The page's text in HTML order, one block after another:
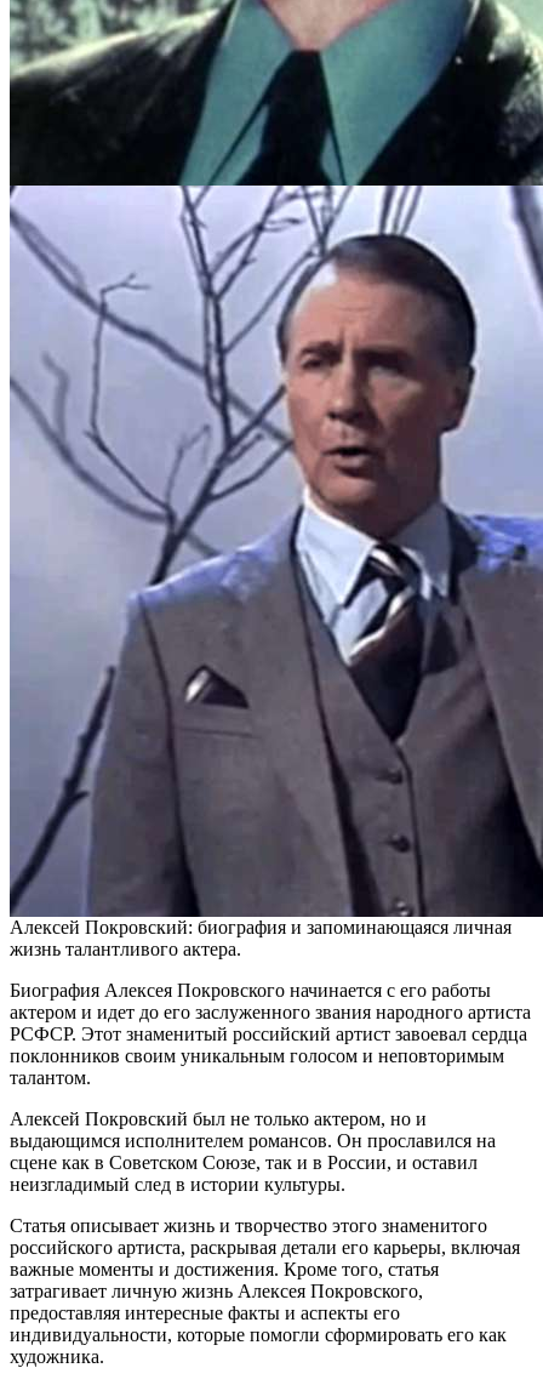
Алексей Покровский: биография и запоминающаяся личная
жизнь талантливого актера.
Биография Алексея Покровского начинается с его работы
актером и идет до его заслуженного звания народного артиста
РСФСР. Этот знаменитый российский артист завоевал сердца
поклонников своим уникальным голосом и неповторимым
талантом.
Алексей Покровский был не только актером, но и
выдающимся исполнителем романсов. Он прославился на
сцене как в Советском Союзе, так и в России, и оставил
неизгладимый след в истории культуры.
Статья описывает жизнь и творчество этого знаменитого
российского артиста, раскрывая детали его карьеры, включая
важные моменты и достижения. Кроме того, статья
затрагивает личную жизнь Алексея Покровского,
предоставляя интересные факты и аспекты его
индивидуальности, которые помогли сформировать его как
художника.